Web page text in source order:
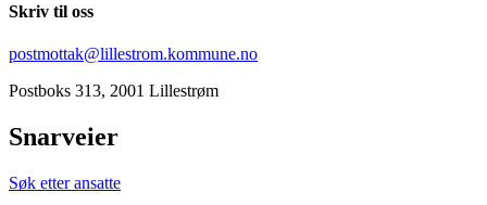
Skriv til oss
postmottak@lillestrom.kommune.no
Postboks 313, 2001 Lillestrøm
Snarveier
Søk etter ansatte